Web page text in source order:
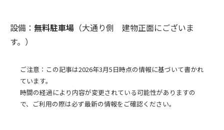
設備： 無料駐車場 （大通り側 建物正面にございま
す。）
ご注意：この記事は2026年3月5日時点の情報に基づいて書かれ
ています。
時間の経過により内容が変更されている可能性がありますの
で、ご利用の際は必ず最新の情報をご確認ください。